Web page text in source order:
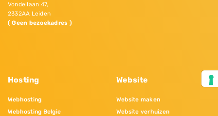
Vondellaan 47,
2332AA Leiden
( Geen bezoekadres )
Hosting
Webhosting
Webhosting Belgie
Website
Website maken
Website verhuizen